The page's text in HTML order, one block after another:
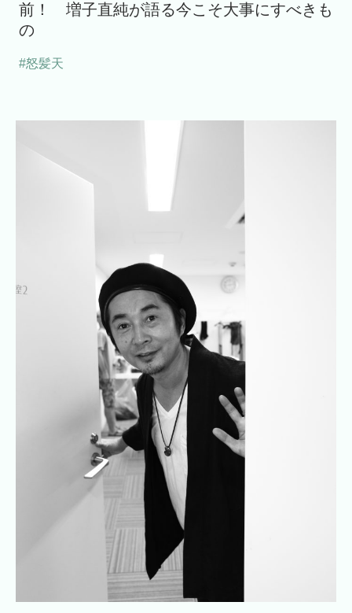
前！ 増子直純が語る今こそ大事にすべきも
の
#怒髪天